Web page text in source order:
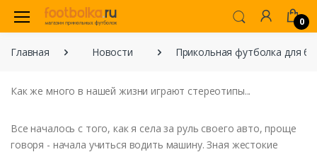
0
Главная Новости Прикольная футболка для
Как же много в нашей жизни играют стереотипы...
Все началось с того, как я села за руль своего авто, проще
говоря - начала учиться водить машину. Зная жестокие